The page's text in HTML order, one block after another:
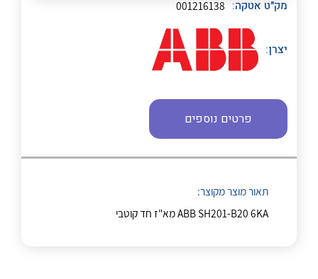
נקודות מכירה
הצוות שלנו
שאלות ותשובות
לכל מוצרי היצרן
מק"ט אטקה: 001216138
יצרן:
פרטים נוספים
תאור מוצר מקוצר:
ABB SH201-B20 6KA מא"ז חד קוטבי